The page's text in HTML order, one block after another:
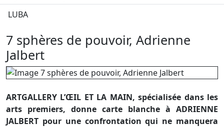
LUBA
7 sphères de pouvoir, Adrienne
Jalbert
ARTGALLERY L’ŒIL ET LA MAIN, spécialisée dans les
arts premiers, donne carte blanche à ADRIENNE
JALBERT pour une confrontation qui ne manquera